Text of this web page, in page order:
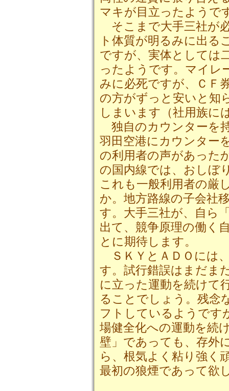
マキが目立ったようで
そこまで大手三社が
ト体質が明るみに出る
ですが、実体としては
ったようです。マイレ
みに必死ですが、ＣＦ
の方がずっと安いと知
しまいます（社用族に
独自のカウンターを
羽田空港にカウンター
の利用者の声があった
の国内線では、おしぼ
これも一般利用者の厳
か。地方路線の子会社
す。大手三社が、自ら
出て、競争原理の働く
とに期待します。
ＳＫＹとＡＤＯには
す。試行錯誤はまだま
に立った運動を続けて
ることでしょう。残念
フトしているようです
場健全化への運動を続
壁」であっても、存外
ら、根気よく粘り強く
最初の狼煙であって欲